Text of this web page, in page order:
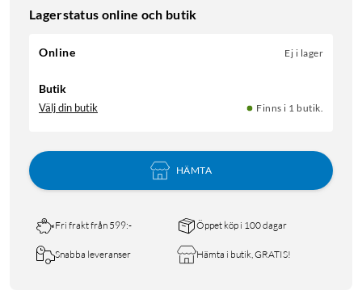
Lagerstatus online och butik
Online Ej i lager
Butik
Välj din butik Finns i 1 butik.
HÄMTA
Fri frakt från 599:- Öppet köp i 100 dagar
Snabba leveranser Hämta i butik, GRATIS!